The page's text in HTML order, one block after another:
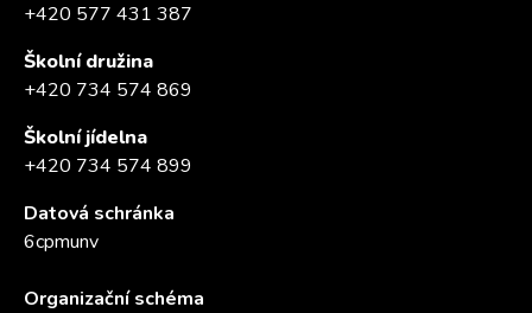
+420 577 431 387
Školní družina
+420 734 574 869
Školní jídelna
+420 734 574 899
Datová schránka
6cpmunv
Organizační schéma